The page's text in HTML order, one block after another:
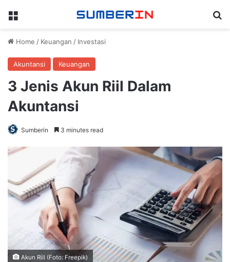
Menu
Home / Keuangan / Investasi
Akuntansi Keuangan
3 Jenis Akun Riil Dalam
Akuntansi
Sumberin 3 minutes read
Akun Riil (Foto: Freepik)